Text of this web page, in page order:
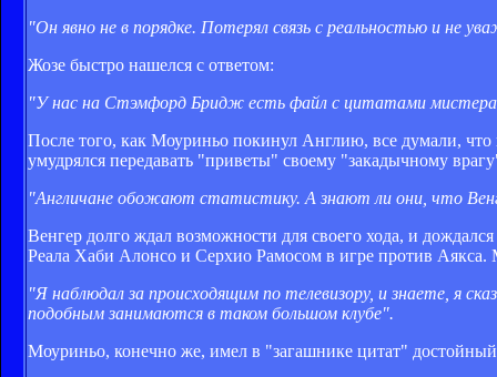
"Он явно не в порядке. Потерял связь с реальностью и не
Жозе быстро нашелся с ответом:
"У нас на Стэмфорд Бридж есть файл с цитатами мистера
После того, как Моуриньо покинул Англию, все думали,
умудрялся передавать "приветы" своему "закадычному
"Англичане обожают статистику. А знают ли они, что
Венгер долго ждал возможности для своего хода, и
Реала Хаби Алонсо и Серхио Рамосом в игре против
"Я наблюдал за происходящим по телевизору, и знаете, я
подобным занимаются в таком большом клубе".
Моуриньо, конечно же, имел в "загашнике цитат" достойный